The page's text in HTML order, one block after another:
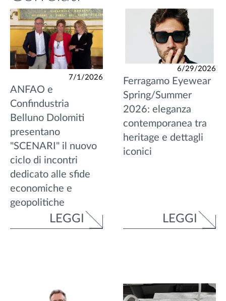
7/1/2026
ANFAO e
Confindustria
Belluno Dolomiti
presentano
"SCENARI" il nuovo
ciclo di incontri
dedicato alle sfide
economiche e
geopolitiche
LEGGI
6/29/2026
Ferragamo Eyewear
Spring/Summer
2026: eleganza
contemporanea tra
heritage e dettagli
iconici
LEGGI